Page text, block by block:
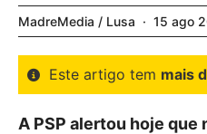
MadreMedia / Lusa 15 ago
Este artigo tem mais
A PSP alertou hoje